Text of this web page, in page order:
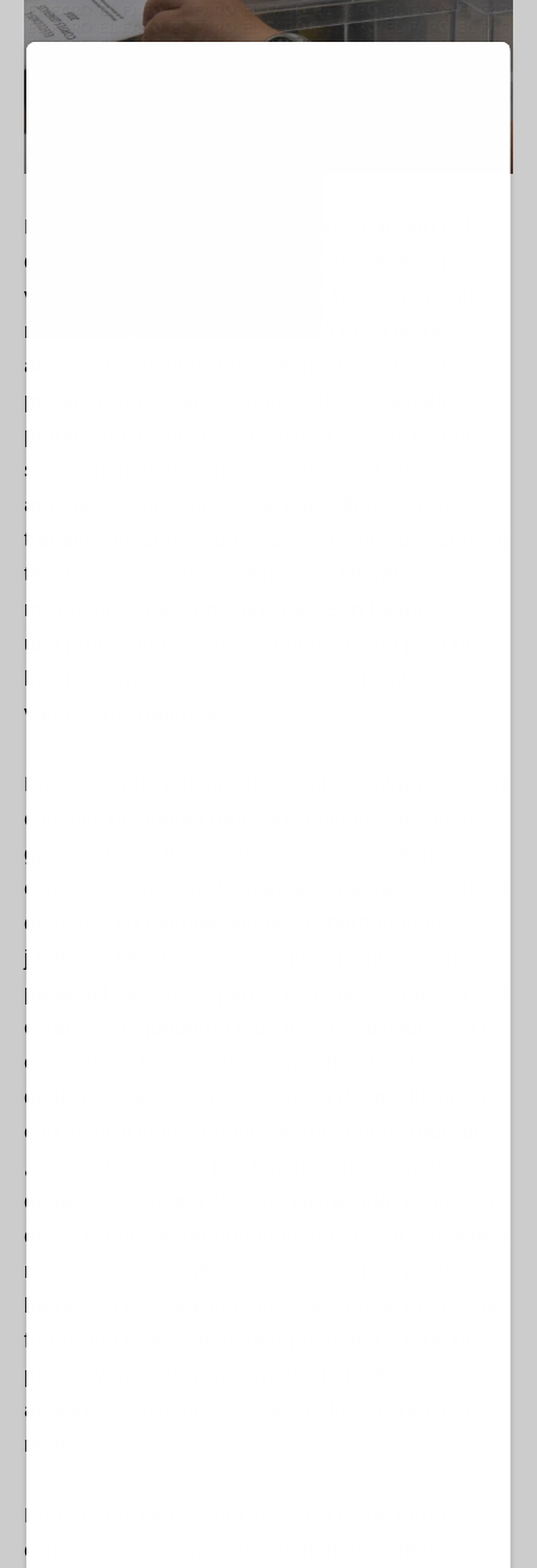
La clase política está para servir, su acción debe
dirigirse directamente a lograr una mejora en la
vida de los ciudadanos. Es algo básico pero que
no termina por encontrar un sitio en el amplio
abanico de partidos que optan a tener cierto
protagonismo. Hemos empezado demasiado
pronto con la campaña electoral, ya hay quienes
se ven ganadores en las urnas e incluso
amenazan con empezar a ‘hacer limpieza’ en
trabajos privados. Publicitan mensajes únicamente
teñidos de venganza y aspiran a liderar, bajo ese
mismo odio, todo un Gobierno. Son fantoches de
una profesión que se presuponía digna pero que
varios sinvergüenzas.
Preocupa que muchos de los que aspiran a ser un
concejal de pueblo (aquí hay quienes elevan los
galones hasta límites enfermizos) se crean ya con
el poder destructor de mandar en áreas privadas y
de poner en marcha auténticas barbaridades
jurídicas. Una los lee e intenta encontrar en qué
parte del camino se perdió el norte. Porque en esa
estación se quedaron muchos, demasiados, en la
estación de las amenazas más propias de chulos
de discoteca y en la advertencia de que llegarán
con imposiciones propias de regímenes radicales.
¿Con esta gentuza nos tenemos que sentar a
debatir?, ¿con una chusma disfrazada de política
que sustenta su programa en amenazar a quienes
no le siguen su baile? Son meros matones de
formación requerida para representar a todo un
pueblo y que quieren cargarse derechos
adquiridos, avances sociales o, lo más grave, el
respeto.
Entre todos ellos están los infelices de turno,
captados para ganar ‘el voto popular’. Infelices